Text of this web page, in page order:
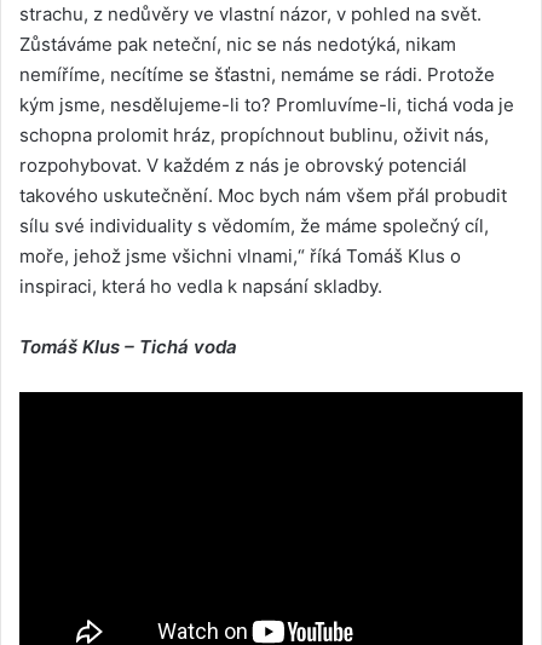
strachu, z nedůvěry ve vlastní názor, v pohled na svět.
Zůstáváme pak neteční, nic se nás nedotýká, nikam
nemíříme, necítíme se šťastni, nemáme se rádi. Protože
kým jsme, nesdělujeme-li to? Promluvíme-li, tichá voda je
schopna prolomit hráz, propíchnout bublinu, oživit nás,
rozpohybovat. V každém z nás je obrovský potenciál
takového uskutečnění. Moc bych nám všem přál probudit
sílu své individuality s vědomím, že máme společný cíl,
moře, jehož jsme všichni vlnami,“ říká Tomáš Klus o
inspiraci, která ho vedla k napsání skladby.
Tomáš Klus – Tichá voda